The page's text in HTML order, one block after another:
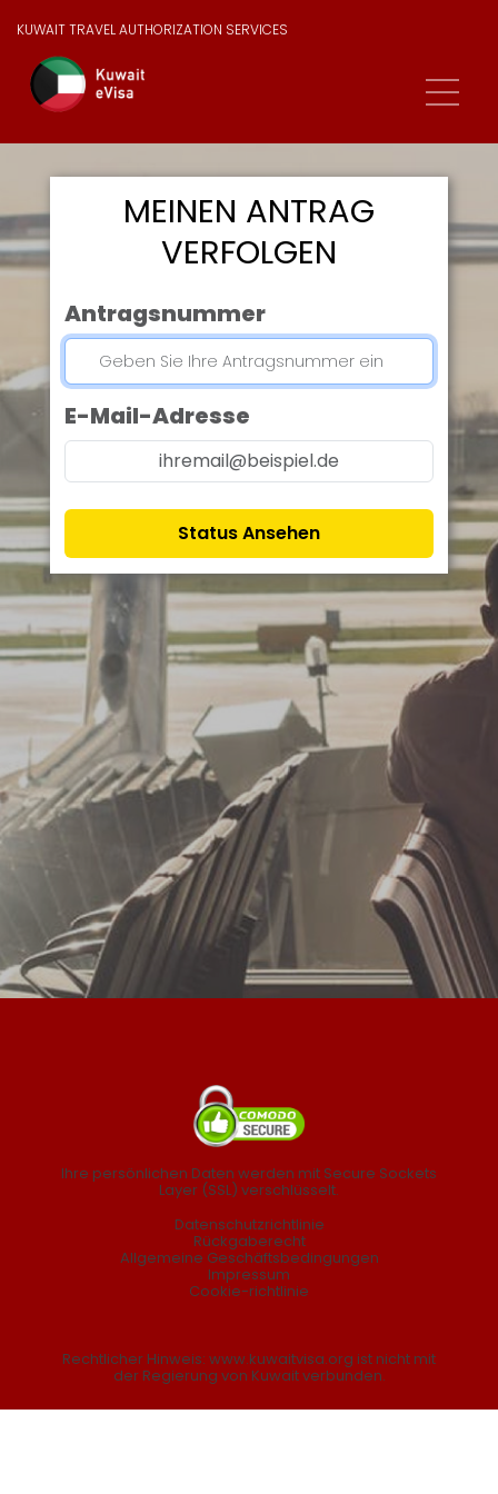
KUWAIT TRAVEL AUTHORIZATION SERVICES
MEINEN ANTRAG
VERFOLGEN
Antragsnummer
E-Mail-Adresse
Status Ansehen
Ihre persönlichen Daten werden mit Secure Sockets
Layer (SSL) verschlüsselt.
Datenschutzrichtlinie
Rückgaberecht
Allgemeine Geschäftsbedingungen
Impressum
Cookie-richtlinie
Rechtlicher Hinweis: www.kuwaitvisa.org ist nicht mit
der Regierung von Kuwait verbunden.